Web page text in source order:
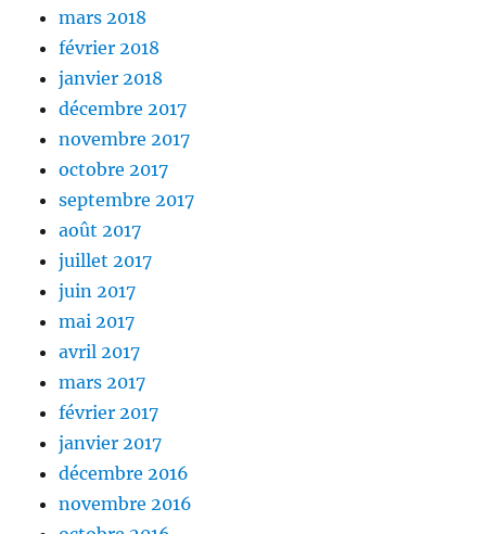
mars 2018
février 2018
janvier 2018
décembre 2017
novembre 2017
octobre 2017
septembre 2017
août 2017
juillet 2017
juin 2017
mai 2017
avril 2017
mars 2017
février 2017
janvier 2017
décembre 2016
novembre 2016